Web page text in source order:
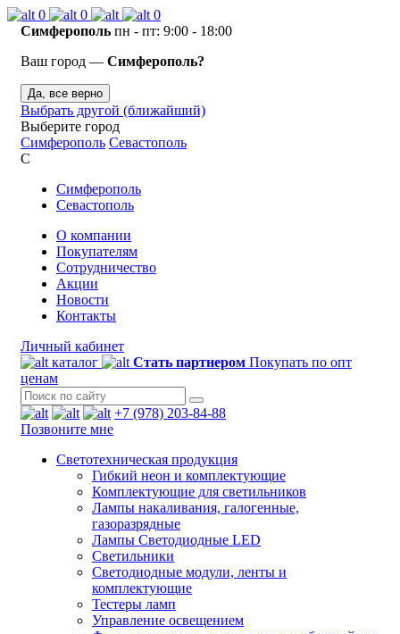
0 0
0
Симферополь пн - пт: 9:00 - 18:00
Ваш город — Симферополь?
Да, все верно
Выбрать другой (ближайший)
Выберите город
Симферополь Севастополь
С
Симферополь
Севастополь
О компании
Покупателям
Сотрудничество
Акции
Новости
Контакты
Личный кабинет
каталог
Стать партнером Покупать по опт
ценам
+7 (978) 203-84-88
Позвоните мне
Светотехническая продукция
Гибкий неон и комплектующие
Комплектующие для светильников
Лампы накаливания, галогенные,
газоразрядные
Лампы Светодиодные LED
Светильники
Светодиодные модули, ленты и
комплектующие
Тестеры ламп
Управление освещением